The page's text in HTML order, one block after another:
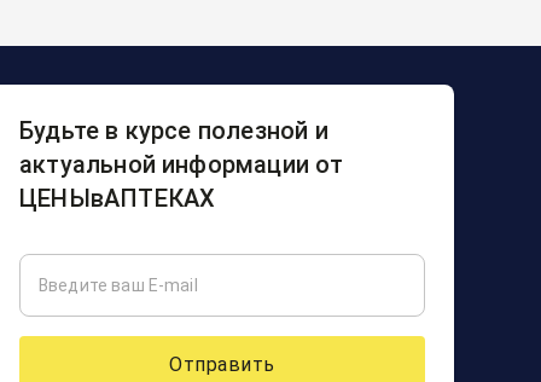
Будьте в курсе полезной и
актуальной информации от
ЦЕНЫвАПТЕКАХ
Отправить